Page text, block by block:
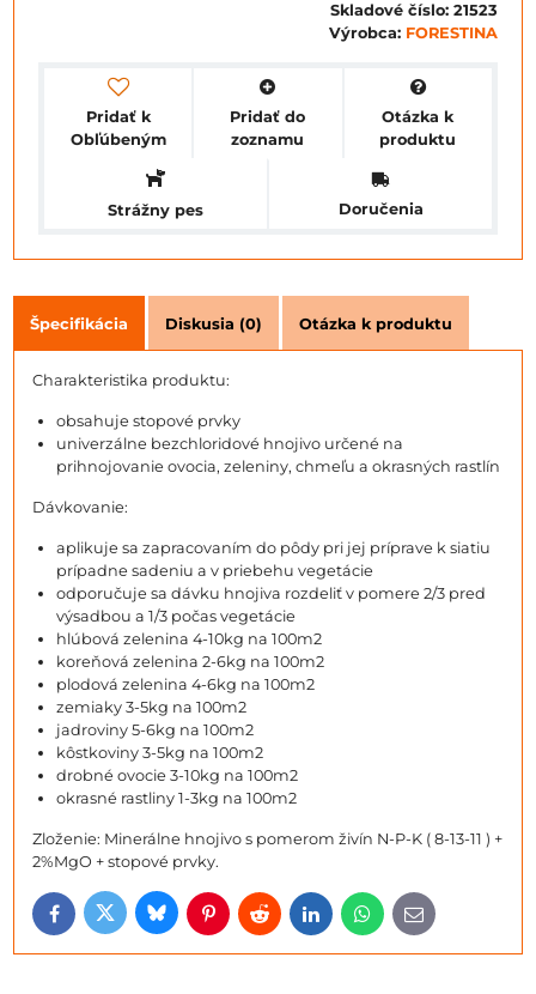
Skladové číslo: 21523
Výrobca: FORESTINA
Pridať k
Obľúbeným
Pridať do
zoznamu
Otázka k
produktu
Strážny pes Doručenia
Špecifikácia Diskusia (0) Otázka k produktu
Charakteristika produktu:
obsahuje stopové prvky
univerzálne bezchloridové hnojivo určené na
prihnojovanie ovocia, zeleniny, chmeľu a okrasných rastlín
Dávkovanie:
aplikuje sa zapracovaním do pôdy pri jej príprave k siatiu
prípadne sadeniu a v priebehu vegetácie
odporučuje sa dávku hnojiva rozdeliť v pomere 2/3 pred
výsadbou a 1/3 počas vegetácie
hlúbová zelenina 4-10kg na 100m2
koreňová zelenina 2-6kg na 100m2
plodová zelenina 4-6kg na 100m2
zemiaky 3-5kg na 100m2
jadroviny 5-6kg na 100m2
kôstkoviny 3-5kg na 100m2
drobné ovocie 3-10kg na 100m2
okrasné rastliny 1-3kg na 100m2
Zloženie: Minerálne hnojivo s pomerom živín N-P-K ( 8-13-11 ) +
2%MgO + stopové prvky.
FacebookTwitterBlueskyPinterestRedditLinkedInWhatsApp
E-
mail